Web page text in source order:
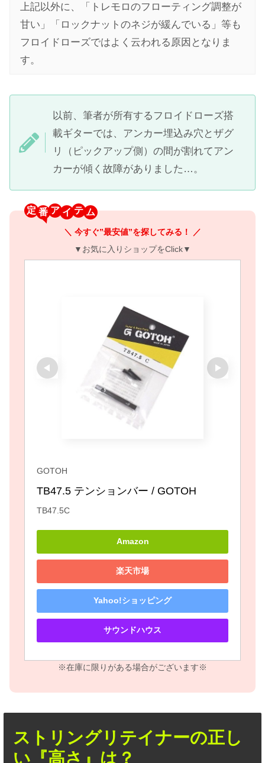
上記以外に、「トレモロのフローティング調整が
甘い」「ロックナットのネジが緩んでいる」等も
フロイドローズではよく云われる原因となりま
す。
以前、筆者が所有するフロイドローズ搭
載ギターでは、アンカー埋込み穴とザグ
リ（ピックアップ側）の間が割れてアン
カーが傾く故障がありました…。
定 ア テ
＼ 今すぐ”最安値”を探してみる！ ／
▼お気に入りショップをClick▼
GOTOH
TB47.5 テンションバー / GOTOH
TB47.5C
Amazon
楽天市場
Yahoo!ショッピング
サウンドハウス
※在庫に限りがある場合がございます※
ストリングリテイナーの正し
い『高さ』は？